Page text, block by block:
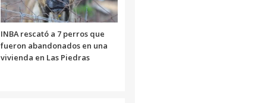
INBA rescató a 7 perros que
fueron abandonados en una
vivienda en Las Piedras